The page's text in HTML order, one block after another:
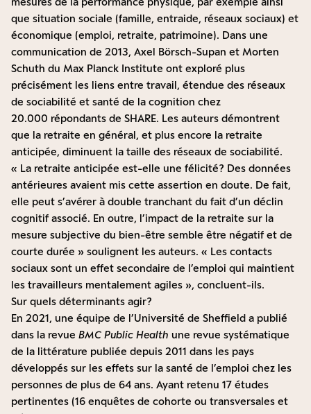
que situation sociale (famille, entraide, réseaux sociaux) et
économique (emploi, retraite, patrimoine). Dans une
communication de 2013, Axel Börsch-Supan et Morten
Schuth du Max Planck Institute ont exploré plus
précisément les liens entre travail, étendue des réseaux
de sociabilité et santé de la cognition chez
20.000 répondants de SHARE. Les auteurs démontrent
que la retraite en général, et plus encore la retraite
anticipée, diminuent la taille des réseaux de sociabilité.
« La retraite anticipée est-elle une félicité ? Des données
antérieures avaient mis cette assertion en doute. De fait,
elle peut s’avérer à double tranchant du fait d’un déclin
cognitif associé. En outre, l’impact de la retraite sur la
mesure subjective du bien-être semble être négatif et de
courte durée » soulignent les auteurs. « Les contacts
sociaux sont un effet secondaire de l’emploi qui maintient
les travailleurs mentalement agiles », concluent-ils.
Sur quels déterminants agir ?
En 2021, une équipe de l’Université de Sheffield a publié
dans la revue BMC Public Health une revue systématique
de la littérature publiée depuis 2011 dans les pays
développés sur les effets sur la santé de l’emploi chez les
personnes de plus de 64 ans. Ayant retenu 17 études
pertinentes (16 enquêtes de cohorte ou transversales et